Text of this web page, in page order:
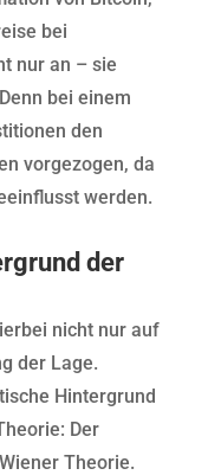
bei
nur an – sie
bei einem
den
vorgezogen, da
werden.
der
nicht nur auf
der Lage.
Hintergrund
Der
Theorie.